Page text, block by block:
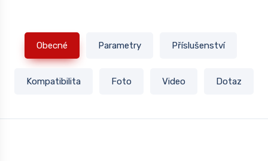
Obecné Parametry Příslušenství
Kompatibilita Foto Video Dotaz